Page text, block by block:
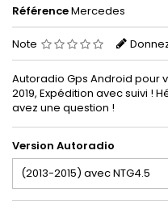
RéférenceMercedes
Note
Autoradio Gps Android pour
2019, Expédition avec suivi !
avez une question !
Version Autoradio